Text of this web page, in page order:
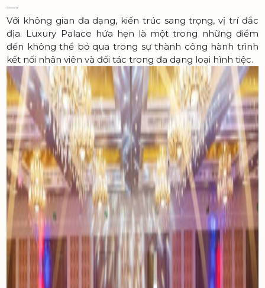
—-
Với không gian đa dạng, kiến trúc sang trọng, vị trí đắc
địa. Luxury Palace hứa hẹn là một trong những điểm
đến không thể bỏ qua trong sự thành công hành trình
kết nối nhân viên và đối tác trong đa dạng loại hình tiệc.